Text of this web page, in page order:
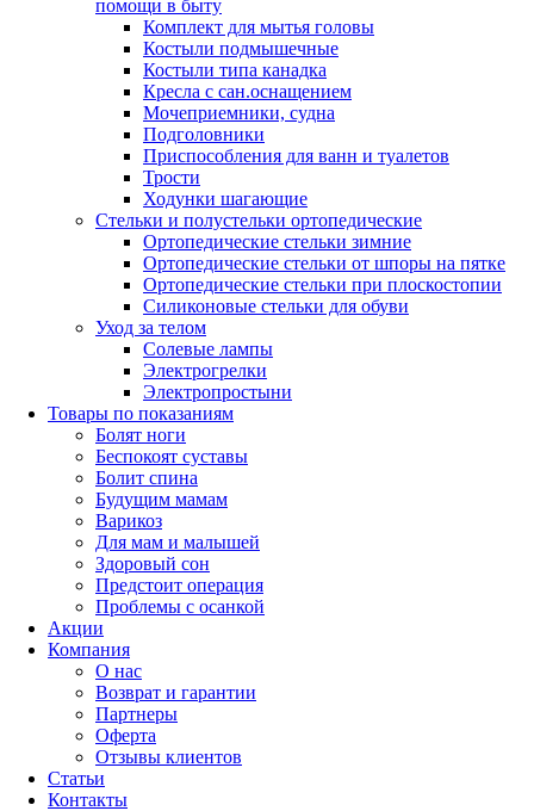
помощи в быту
Комплект для мытья головы
Костыли подмышечные
Костыли типа канадка
Кресла с сан.оснащением
Мочеприемники, судна
Подголовники
Приспособления для ванн и туалетов
Трости
Ходунки шагающие
Стельки и полустельки ортопедические
Ортопедические стельки зимние
Ортопедические стельки от шпоры на пятке
Ортопедические стельки при плоскостопии
Силиконовые стельки для обуви
Уход за телом
Солевые лампы
Электрогрелки
Электропростыни
Товары по показаниям
Болят ноги
Беспокоят суставы
Болит спина
Будущим мамам
Варикоз
Для мам и малышей
Здоровый сон
Предстоит операция
Проблемы с осанкой
Акции
Компания
О нас
Возврат и гарантии
Партнеры
Оферта
Отзывы клиентов
Статьи
Контакты